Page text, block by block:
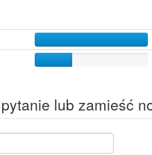
lub zamieść